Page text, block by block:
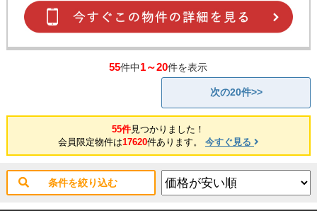
55件中1～20件を表示
次の20件>>
55件見つかりました！
会員限定物件は17620件あります。 今すぐ見る
条件を絞り込む